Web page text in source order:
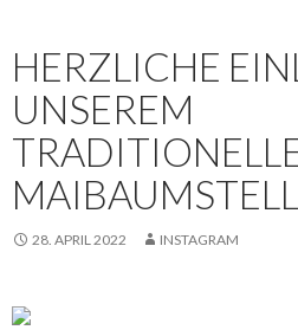
HERZLICHE
UNSEREM
28. APRIL 2022 INSTAGRAM